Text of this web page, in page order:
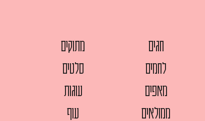
חגים
לחמים
מאפים
ממולאים
מתוקים
סלטים
עוגות
עוף